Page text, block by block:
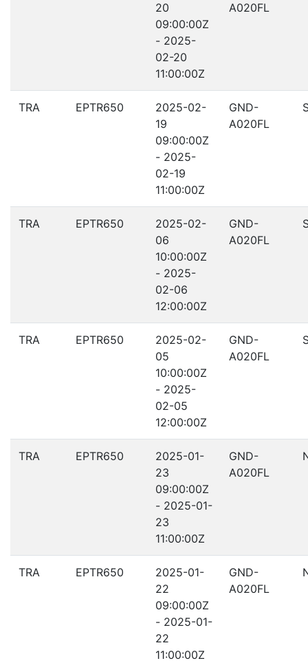
20
09:00:00Z
- 2025-
02-20
11:00:00Z
A020FL
TRA EPTR650
2025-02-
19
09:00:00Z
- 2025-
02-19
11:00:00Z
GND-
A020FL
TRA EPTR650
2025-02-
06
10:00:00Z
- 2025-
02-06
12:00:00Z
GND-
A020FL
TRA EPTR650
2025-02-
05
10:00:00Z
- 2025-
02-05
12:00:00Z
GND-
A020FL
TRA EPTR650
2025-01-
23
09:00:00Z
- 2025-01-
23
11:00:00Z
GND-
A020FL
TRA EPTR650
2025-01-
22
09:00:00Z
- 2025-01-
22
11:00:00Z
GND-
A020FL